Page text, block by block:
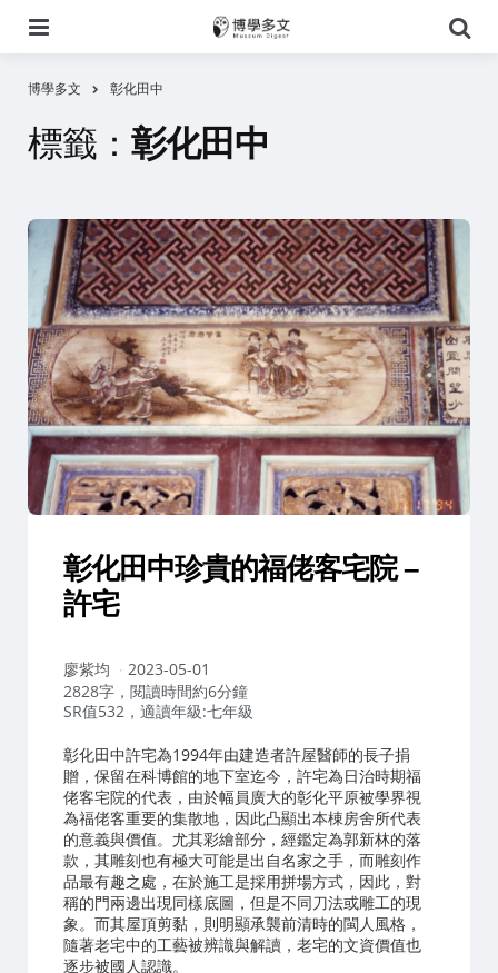
尋
博學多文 彰化田中
標籤： 彰化田中
彰化田中珍貴的福佬客宅院 –
許宅
作
者：
廖紫均
2023-05-01
2828字，閱讀時間約6分鐘
SR值532，適讀年級:七年級
彰化田中許宅為1994年由建造者許屋醫師的長子捐
贈，保留在科博館的地下室迄今，許宅為日治時期福
佬客宅院的代表，由於幅員廣大的彰化平原被學界視
為福佬客重要的集散地，因此凸顯出本棟房舍所代表
的意義與價值。尤其彩繪部分，經鑑定為郭新林的落
款，其雕刻也有極大可能是出自名家之手，而雕刻作
品最有趣之處，在於施工是採用拼場方式，因此，對
稱的門兩邊出現同樣底圖，但是不同刀法或雕工的現
象。而其屋頂剪黏，則明顯承襲前清時的閩人風格，
隨著老宅中的工藝被辨識與解讀，老宅的文資價值也
逐步被國人認識。